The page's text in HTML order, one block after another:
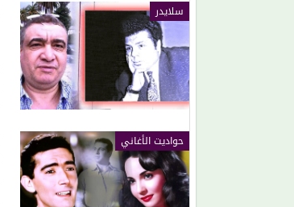
سلايدر
حواديت الأغاني